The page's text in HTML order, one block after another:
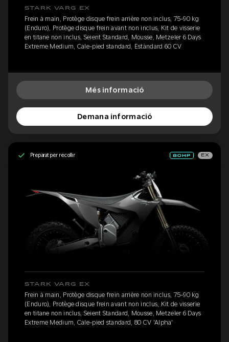
STARK VARG EX
Frein à main, Protège disque frein arrière non inclus, 75-90 kg
(Enduro), Protège disque frein avant non inclus, Kit de visserie
en titane non inclus, Seient Standard, Mousse, Metzeler 6 Days
Extreme Medium, Cale-pied standard, Estàndard 60 CV
Més informació
Demana informació
Preparat per recollir EX
STARK VARG EX
Frein à main, Protège disque frein arrière non inclus, 75-90 kg
(Enduro), Protège disque frein avant non inclus, Kit de visserie
en titane non inclus, Seient Standard, Mousse, Metzeler 6 Days
Extreme Medium, Cale-pied standard, 80 CV 'Alpha'